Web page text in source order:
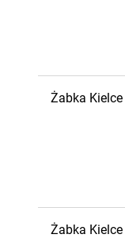
Żabka Kielce
Żabka Kielce